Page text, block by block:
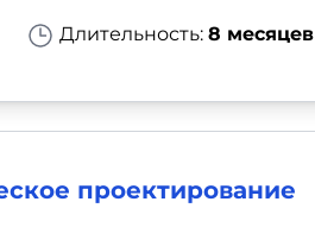
Длительность: 8 месяцев
проектирование